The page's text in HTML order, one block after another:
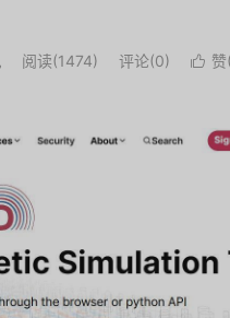
阅读(1474) 评论(0)  赞(